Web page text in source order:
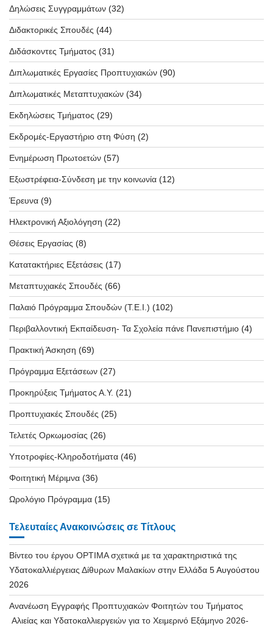
Δηλώσεις Συγγραμμάτων (32)
Διδακτορικές Σπουδές (44)
Διδάσκοντες Τμήματος (31)
Διπλωματικές Εργασίες Προπτυχιακών (90)
Διπλωματικές Μεταπτυχιακών (34)
Εκδηλώσεις Τμήματος (29)
Εκδρομές-Εργαστήριο στη Φύση (2)
Ενημέρωση Πρωτοετών (57)
Εξωστρέφεια-Σύνδεση με την κοινωνία (12)
Έρευνα (9)
Ηλεκτρονική Αξιολόγηση (22)
Θέσεις Εργασίας (8)
Κατατακτήριες Εξετάσεις (17)
Μεταπτυχιακές Σπουδές (66)
Παλαιό Πρόγραμμα Σπουδών (T.E.I.) (102)
Περιβαλλοντική Εκπαίδευση- Τα Σχολεία πάνε Πανεπιστήμιο (4)
Πρακτική Άσκηση (69)
Πρόγραμμα Εξετάσεων (27)
Προκηρύξεις Τμήματος Α.Υ. (21)
Προπτυχιακές Σπουδές (25)
Τελετές Ορκωμοσίας (26)
Υποτροφίες-Κληροδοτήματα (46)
Φοιτητική Μέριμνα (36)
Ωρολόγιο Πρόγραμμα (15)
Τελευταίες Ανακοινώσεις σε Τίτλους
Βίντεο του έργου OPTIMA σχετικά με τα χαρακτηριστικά της
Υδατοκαλλιέργειας Δίθυρων Μαλακίων στην Ελλάδα 5 Αυγούστου
2026
Ανανέωση Εγγραφής Προπτυχιακών Φοιτητών του Τμήματος
Αλιείας και Υδατοκαλλιεργειών για το Χειμερινό Εξάμηνο 2026-